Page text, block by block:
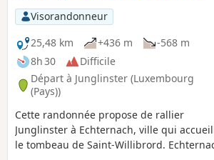
Visorandonneur
25,48 km
+436 m
-568 m
8h 30
Difficile
Départ à Junglinster (Luxembourg
(Pays))
Cette randonnée propose de rallier
Junglinster à Echternach, ville qui
le tombeau de Saint-Willibrord.